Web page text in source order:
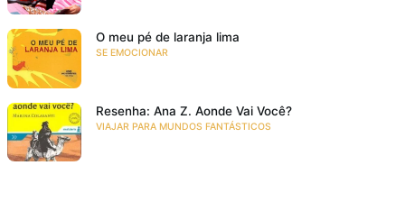
O meu pé de laranja lima
SE EMOCIONAR
Resenha: Ana Z. Aonde Vai Você?
VIAJAR PARA MUNDOS FANTÁSTICOS